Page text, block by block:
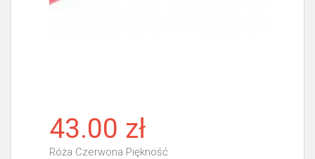
43.00 zł
Róża Czerwona Piękność